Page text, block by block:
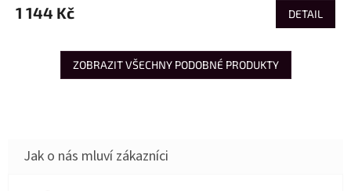
1 144 Kč DETAIL
ZOBRAZIT VŠECHNY PODOBNÉ PRODUKTY